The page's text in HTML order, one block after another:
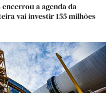
a agenda da
vai investir 155 milhões